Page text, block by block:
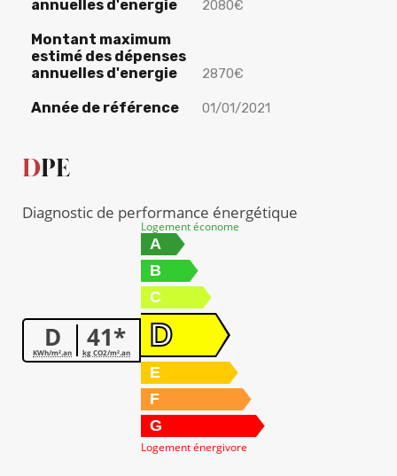
annuelles d'energie 2080€
Montant maximum
estimé des dépenses
annuelles d'energie
2870€
Année de référence 01/01/2021
DPE
Diagnostic de performance énergétique
D
KWh/m².an 41*
kg CO2/m².an
Logement économe
A
B
C
D
E
F
G
Logement énergivore